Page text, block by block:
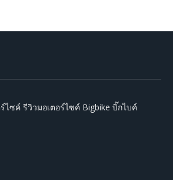
ไซค์ รีวิวมอเตอร์ไซค์ Bigbike บิ๊กไบค์